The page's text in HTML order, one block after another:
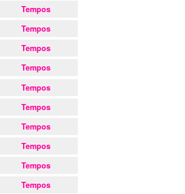
Tempos
Tempos
Tempos
Tempos
Tempos
Tempos
Tempos
Tempos
Tempos
Tempos